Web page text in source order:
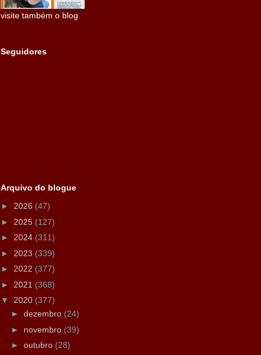
visite também o blog
Seguidores
Arquivo do blogue
► 2026 (47)
► 2025 (127)
► 2024 (311)
► 2023 (339)
► 2022 (377)
► 2021 (368)
▼ 2020 (377)
► dezembro (24)
► novembro (39)
► outubro (28)